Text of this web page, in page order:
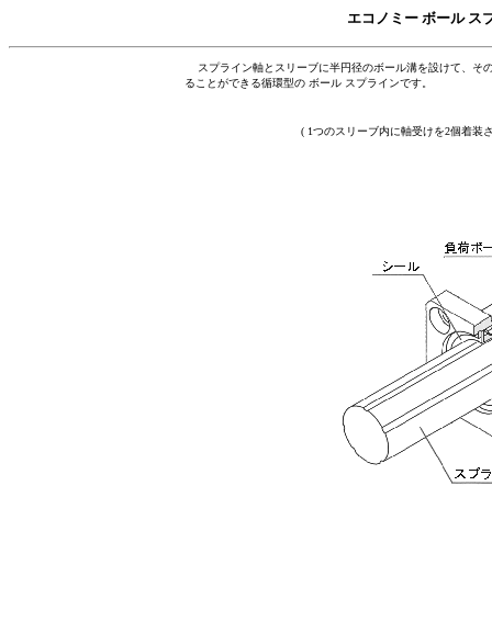
エコノミー ボール ス
スプライン軸とスリーブに半円径のボール溝を設けて、そ
ることができる循環型の ボール スプラインです。
( 1つのスリーブ内に軸受けを2個着装